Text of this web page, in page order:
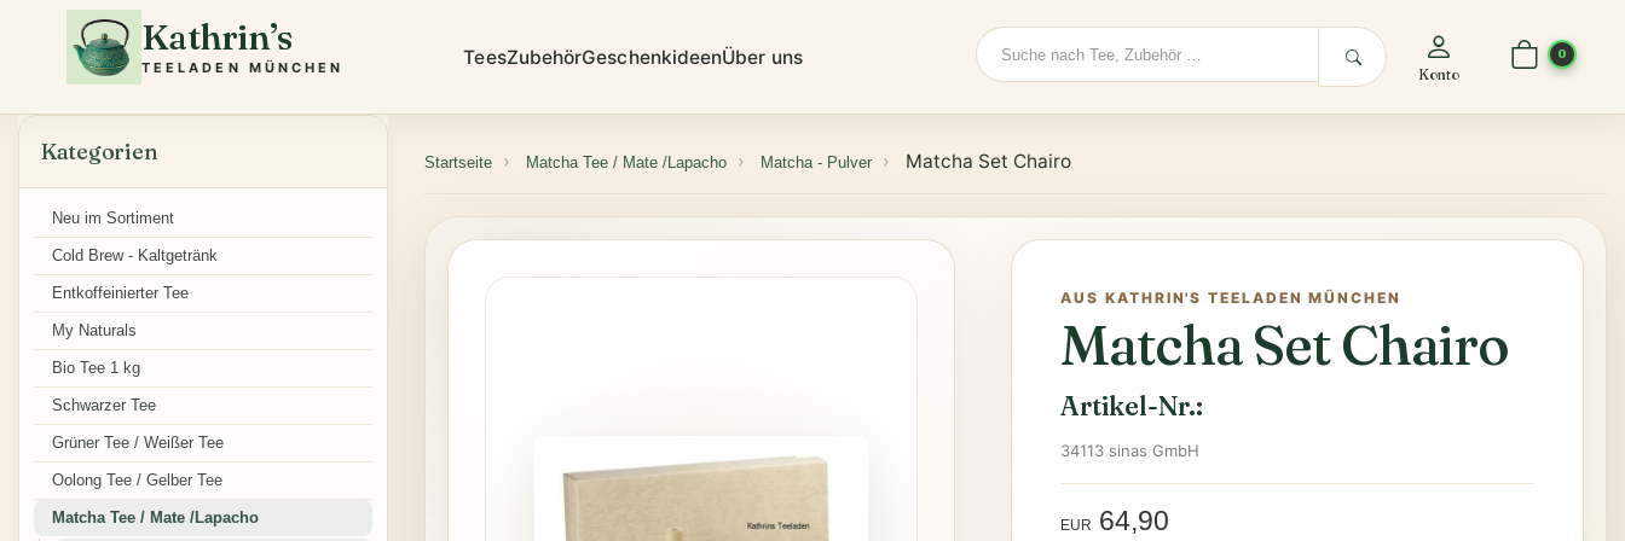
Kathrin’s
TEELADEN MÜNCHEN TeesZubehörGeschenkideenÜber uns
Suche
Konto
0
Startseite Matcha Tee / Mate /Lapacho Matcha - Pulver Matcha Set Chairo
AUS KATHRIN'S TEELADEN MÜNCHEN
Matcha Set Chairo
Artikel-Nr.:
34113 sinas GmbH
EUR 64,90
Kategorien
Neu im Sortiment
Cold Brew - Kaltgetränk
Entkoffeinierter Tee
My Naturals
Bio Tee 1 kg
Schwarzer Tee
Grüner Tee / Weißer Tee
Oolong Tee / Gelber Tee
Matcha Tee / Mate /Lapacho